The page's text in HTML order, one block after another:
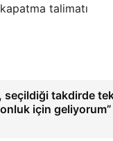
talimatı
seçildiği takdirde
için geliyorum”